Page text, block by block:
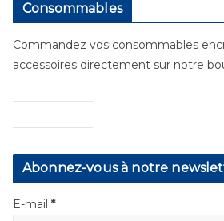
Consommables
Commandez vos consommables
accessoires directement sur notre
Abonnez-vous à notre
E-mail *